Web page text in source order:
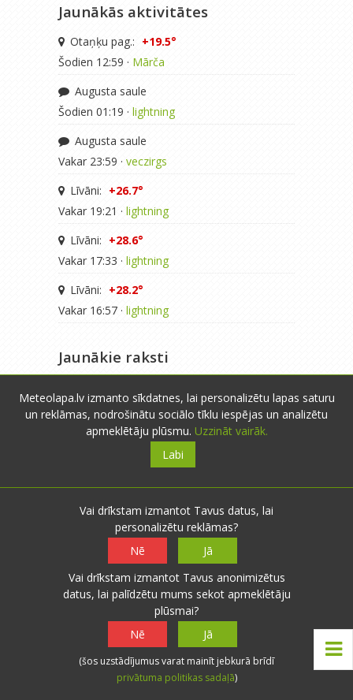
Jaunākās aktivitātes
Otaņķu pag.: +19.5°
Šodien 12:59 · Mārča
Augusta saule
Šodien 01:19 · lightning
Augusta saule
Vakar 23:59 · veczirgs
Līvāni: +26.7°
Vakar 19:21 · lightning
Līvāni: +28.6°
Vakar 17:33 · lightning
Līvāni: +28.2°
Vakar 16:57 · lightning
Jaunākie raksti
Augusta saule
Karsta jūlija pēdējā diena
Vēsāka dienvidu ciklona nedēļa
Rakstu kategorijas
Laika prognozes
Izglītojoša informācija
Par meteolapa.lv
Pārdomas
Meteolapa.lv izmanto sīkdatnes, lai personalizētu lapas saturu
un reklāmas, nodrošinātu sociālo tīklu iespējas un analizētu
apmeklētāju plūsmu. Uzzināt vairāk.
Labi
Vai drīkstam izmantot Tavus datus, lai
personalizētu reklāmas?
Nē
Jā
Vai drīkstam izmantot Tavus anonimizētus
datus, lai palīdzētu mums sekot apmeklētāju
plūsmai?
Nē
Jā
(šos uzstādījumus varat mainīt jebkurā brīdī
privātuma politikas sadaļā)